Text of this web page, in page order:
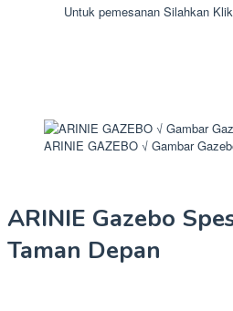
Untuk pemesanan Silahkan
ARINIE GAZEBO √ Gambar
ARINIE Gazebo
Taman Depan